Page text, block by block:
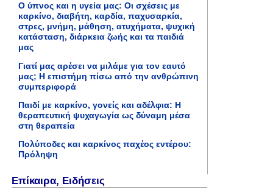
Ο ύπνος και η υγεία μας: Οι σχέσεις με
καρκίνο, διαβήτη, καρδία, παχυσαρκία,
στρες, μνήμη, μάθηση, ατυχήματα, ψυχική
κατάσταση, διάρκεια ζωής και τα παιδιά
μας
Γιατί μας αρέσει να μιλάμε για τον εαυτό
μας; Η επιστήμη πίσω από την ανθρώπινη
συμπεριφορά
Παιδί με καρκίνο, γονείς και αδέλφια: Η
θεραπευτική ψυχαγωγία ως δύναμη μέσα
στη θεραπεία
Πολύποδες και καρκίνος παχέος εντέρου:
Πρόληψη
Επίκαιρα, Ειδήσεις